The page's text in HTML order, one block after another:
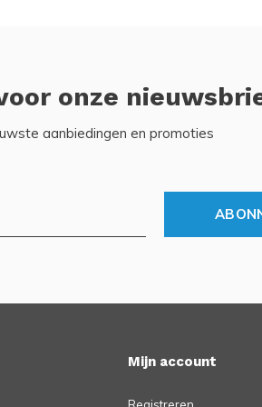
onze
aanbiedingen en promoties
Mijn account